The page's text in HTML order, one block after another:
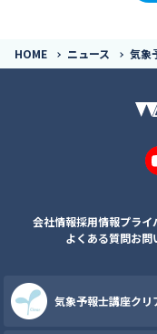
HOME ニュース 気象
会社情報採用情報プライ
よくある質問お問
気象予報士講座クリ